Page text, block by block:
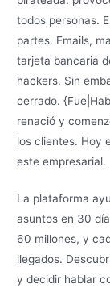
todos personas.
partes. Emails,
tarjeta bancaria
hackers. Sin
cerrado.
renació y
los clientes. Hoy
este empresarial.
La plataforma
asuntos en 30
60 millones, y
llegados.
y decidir hablar